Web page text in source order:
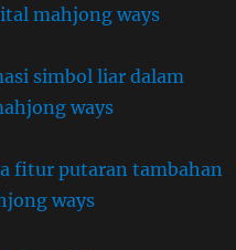
mahjong ways
simbol liar dalam
ways
fitur putaran tambahan
ways